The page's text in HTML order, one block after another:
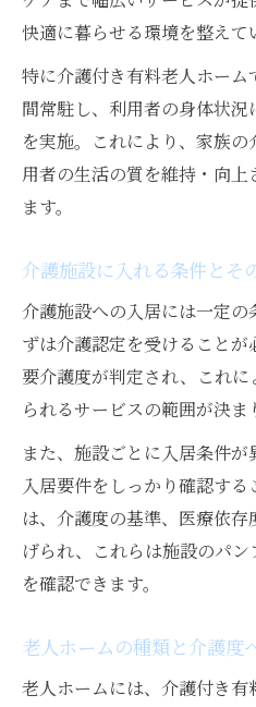
快適に暮らせる環境を整えて
特に介護付き有料老人ホー
間常駐し、利用者の身体状
を実施。これにより、家族
用者の生活の質を維持・向
ます。
介護施設に入れる条件とそ
介護施設への入居には一定の
ずは介護認定を受けることが
要介護度が判定され、これ
られるサービスの範囲が決ま
また、施設ごとに入居条件
入居要件をしっかり確認す
は、介護度の基準、医療依
げられ、これらは施設のパ
を確認できます。
老人ホームの種類と介護度
老人ホームには、介護付き